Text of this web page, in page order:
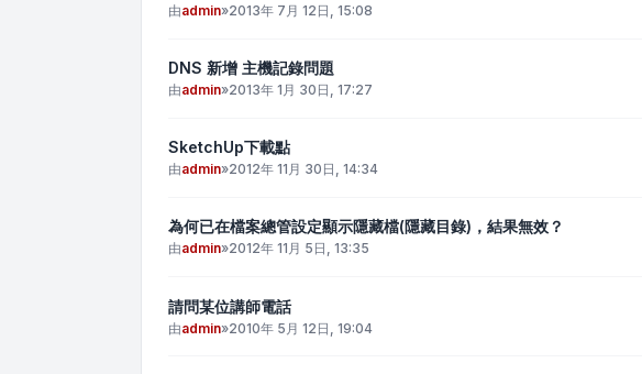
由admin»2013年 7月 12日, 15:08
DNS 新增 主機記錄問題
由admin»2013年 1月 30日, 17:27
SketchUp下載點
由admin»2012年 11月 30日, 14:34
為何已在檔案總管設定顯示隱藏檔(隱藏目錄)，結果無效？
由admin»2012年 11月 5日, 13:35
請問某位講師電話
由admin»2010年 5月 12日, 19:04